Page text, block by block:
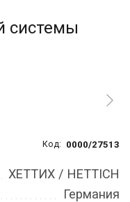
системы
Код: 0000/27513
ХЕТТИХ / HETTICH
Германия